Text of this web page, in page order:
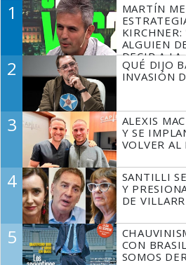
1
MARTÍN
ALGUIEN
DECIR A
TIENE QUE
2
QUÉ DIJO
INVASIÓN
3
ALEXIS
Y SE
VOLVER AL
4
SANTILLI
Y
DE
5
CON
SOMOS